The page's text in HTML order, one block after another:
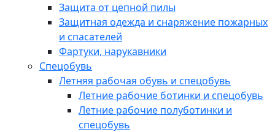
Защита от цепной пилы
Защитная одежда и снаряжение пожарных
и спасателей
Фартуки, нарукавники
Спецобувь
Летняя рабочая обувь и спецобувь
Летние рабочие ботинки и спецобувь
Летние рабочие полуботинки и
спецобувь